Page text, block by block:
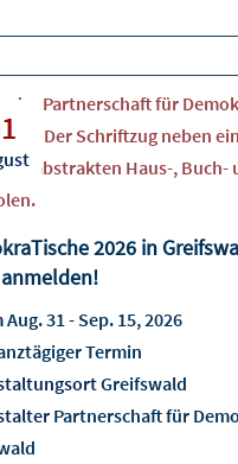
2026 in
Aug. 31 - Sep. 15, 2026
Termin
Greifswald
Partnerschaft für